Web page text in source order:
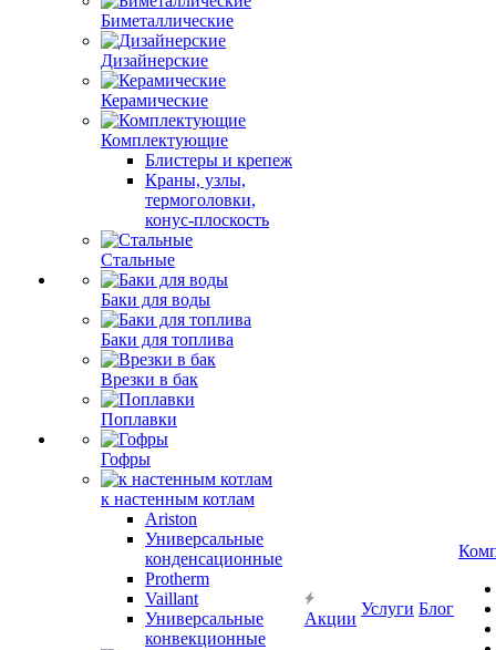
Биметаллические
Дизайнерские
Керамические
Комплектующие
Блистеры и крепеж
Краны, узлы,
термоголовки,
конус-плоскость
Стальные
Баки для воды
Баки для топлива
Врезки в бак
Поплавки
Гофры
к настенным котлам
Ariston
Универсальные
конденсационные
Protherm
Vaillant
Универсальные
конвекционные
Акции
Услуги Блог